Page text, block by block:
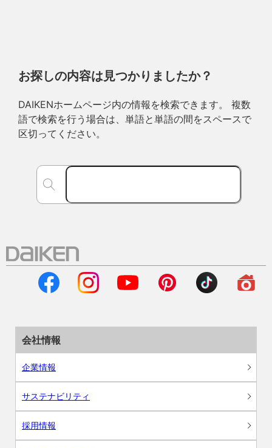
お探しの内容は見つかりましたか？
DAIKENホームページ内の情報を検索できます。 複数
語で検索を行う場合は、単語と単語の間をスペースで
区切ってください。
会社情報
企業情報
サステナビリティ
採用情報